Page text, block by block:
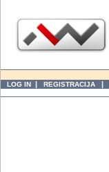
LOG IN | REGISTRACIJA |